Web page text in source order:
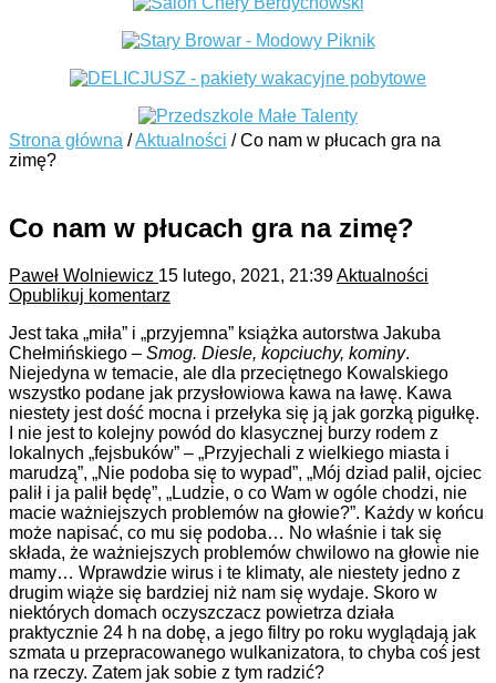
Strona główna /Aktualności / Co nam w płucach gra na
zimę?
Co nam w płucach gra na zimę?
Paweł Wolniewicz 15 lutego, 2021, 21:39Aktualności
Opublikuj komentarz
Jest taka „miła” i „przyjemna” książka autorstwa Jakuba
Chełmińskiego – Smog. Diesle, kopciuchy, kominy.
Niejedyna w temacie, ale dla przeciętnego Kowalskiego
wszystko podane jak przysłowiowa kawa na ławę. Kawa
niestety jest dość mocna i przełyka się ją jak gorzką pigułkę.
I nie jest to kolejny powód do klasycznej burzy rodem z
lokalnych „fejsbuków” – „Przyjechali z wielkiego miasta i
marudzą”, „Nie podoba się to wypad”, „Mój dziad palił, ojciec
palił i ja palił będę”, „Ludzie, o co Wam w ogóle chodzi, nie
macie ważniejszych problemów na głowie?”. Każdy w końcu
może napisać, co mu się podoba… No właśnie i tak się
składa, że ważniejszych problemów chwilowo na głowie nie
mamy… Wprawdzie wirus i te klimaty, ale niestety jedno z
drugim wiąże się bardziej niż nam się wydaje. Skoro w
niektórych domach oczyszczacz powietrza działa
praktycznie 24 h na dobę, a jego filtry po roku wyglądają jak
szmata u przepracowanego wulkanizatora, to chyba coś jest
na rzeczy. Zatem jak sobie z tym radzić?